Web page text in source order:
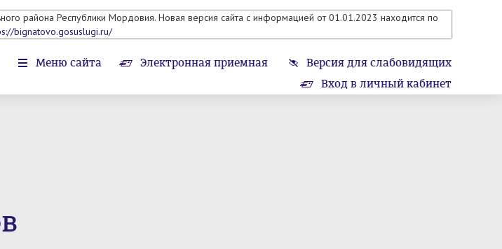
района Республики Мордовия. Новая версия сайта с информацией от 01.01.2023 находится по
bignatovo.gosuslugi.ru/
Меню сайта Электронная приемная
Версия для слабовидящих
Вход в личный кабинет